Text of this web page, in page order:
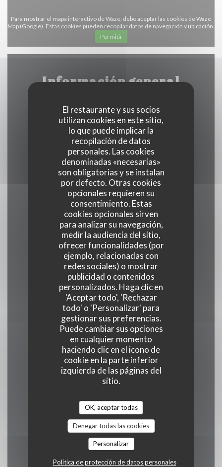
El restaurante y sus socios
utilizan cookies en este sitio,
lo que puede implicar la
recopilación de datos
personales. Las cookies
denominadas «necesarias»
son obligatorias y se instalan
por defecto. Otras cookies
opcionales requieren su
consentimiento. Estas
cookies opcionales sirven
para analizar su navegación,
medir la audiencia del sitio,
ofrecer funcionalidades (por
ejemplo, relacionadas con
redes sociales) o mostrar
publicidad o contenidos
personalizados. Haga clic en
'Aceptar todo', 'Rechazar
todo' o 'Personalizar' para
gestionar sus preferencias.
Puede cambiar sus opciones
en cualquier momento
haciendo clic en el icono de
cookie en la parte inferior
izquierda de las páginas del
sitio.
OK, aceptar todas
Denegar todas las cookies
Personalizar
Política de protección de datos personales
Para mostrar el mapa interactivo de Waze, debe aceptar las cookies de Waze
Map (Google). Estas cookies pueden recopilar datos de navegación y ubicación.
Permitir
Información general
Cocina
Francesa,
Tipo de negocio
Bistronomia
Servicios
Privatización, Acceso WiFi, Terraza con
Calefacción
Métodos de pago
Eurocard/Mastercard, Tickets restaurante,
Efectivo, Visa, Tarjeta de Crédito
Horario de apertura
Lunes
Cerrado
Mar-Sab
12:00 - 15:00
19:00 - 22:00